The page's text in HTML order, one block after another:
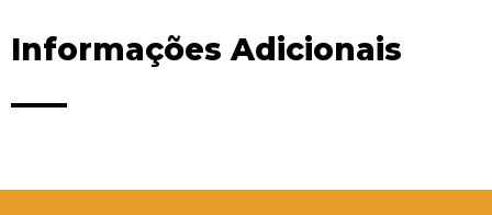
Informações Adicionais